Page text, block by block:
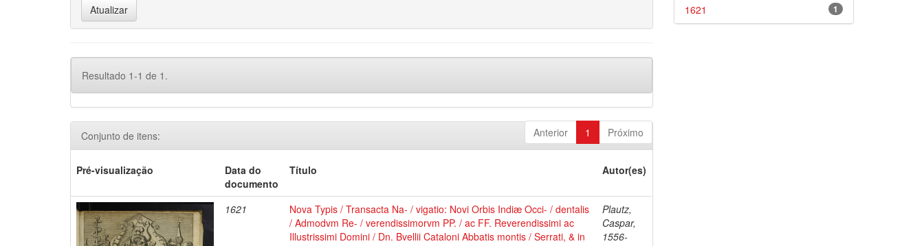
Resultado 1-1 de 1.
Anterior 1 Próximo
Conjunto de itens:
Pré-visualização
Data do
documento
Título Autor(es)
1621
Nova Typis / Transacta Na- / vigatio: Novi Orbis Indiæ Occi- / dentalis
/ Admodvm Re- / verendissimorvm PP. / ac FF. Reverendissimi ac
Illustrissimi Domini / Dn. Bvellii Cataloni Abbatis montis / Serrati, & in
Plautz,
Caspar,
1556-
1
1621